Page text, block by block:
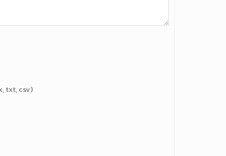
txt, csv)